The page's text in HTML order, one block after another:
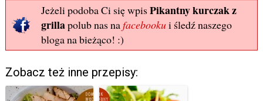
Jeżeli podoba Ci się wpisPikantny kurczak z
grillapolub nas nafacebookui śledź naszego
bloga na bieżąco! :)
Zobacz też inne przepisy: